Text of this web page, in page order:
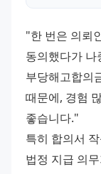
"한 번은 의뢰
동의했다가
부당해고합의
때문에, 경험
좋습니다."
특히 합의서
법정 지급 의